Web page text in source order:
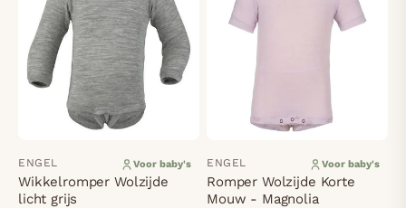
ENGEL Voor baby's
Wikkelromper Wolzijde
licht grijs
ENGEL Voor baby's
Romper Wolzijde Korte
Mouw - Magnolia